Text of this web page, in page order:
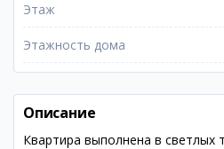
Этаж
Этажность дома
Описание
Квартира выполнена в светлых